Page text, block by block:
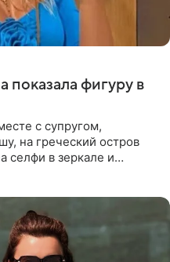
показала фигуру в
с супругом,
на греческий остров
селфи в зеркале и